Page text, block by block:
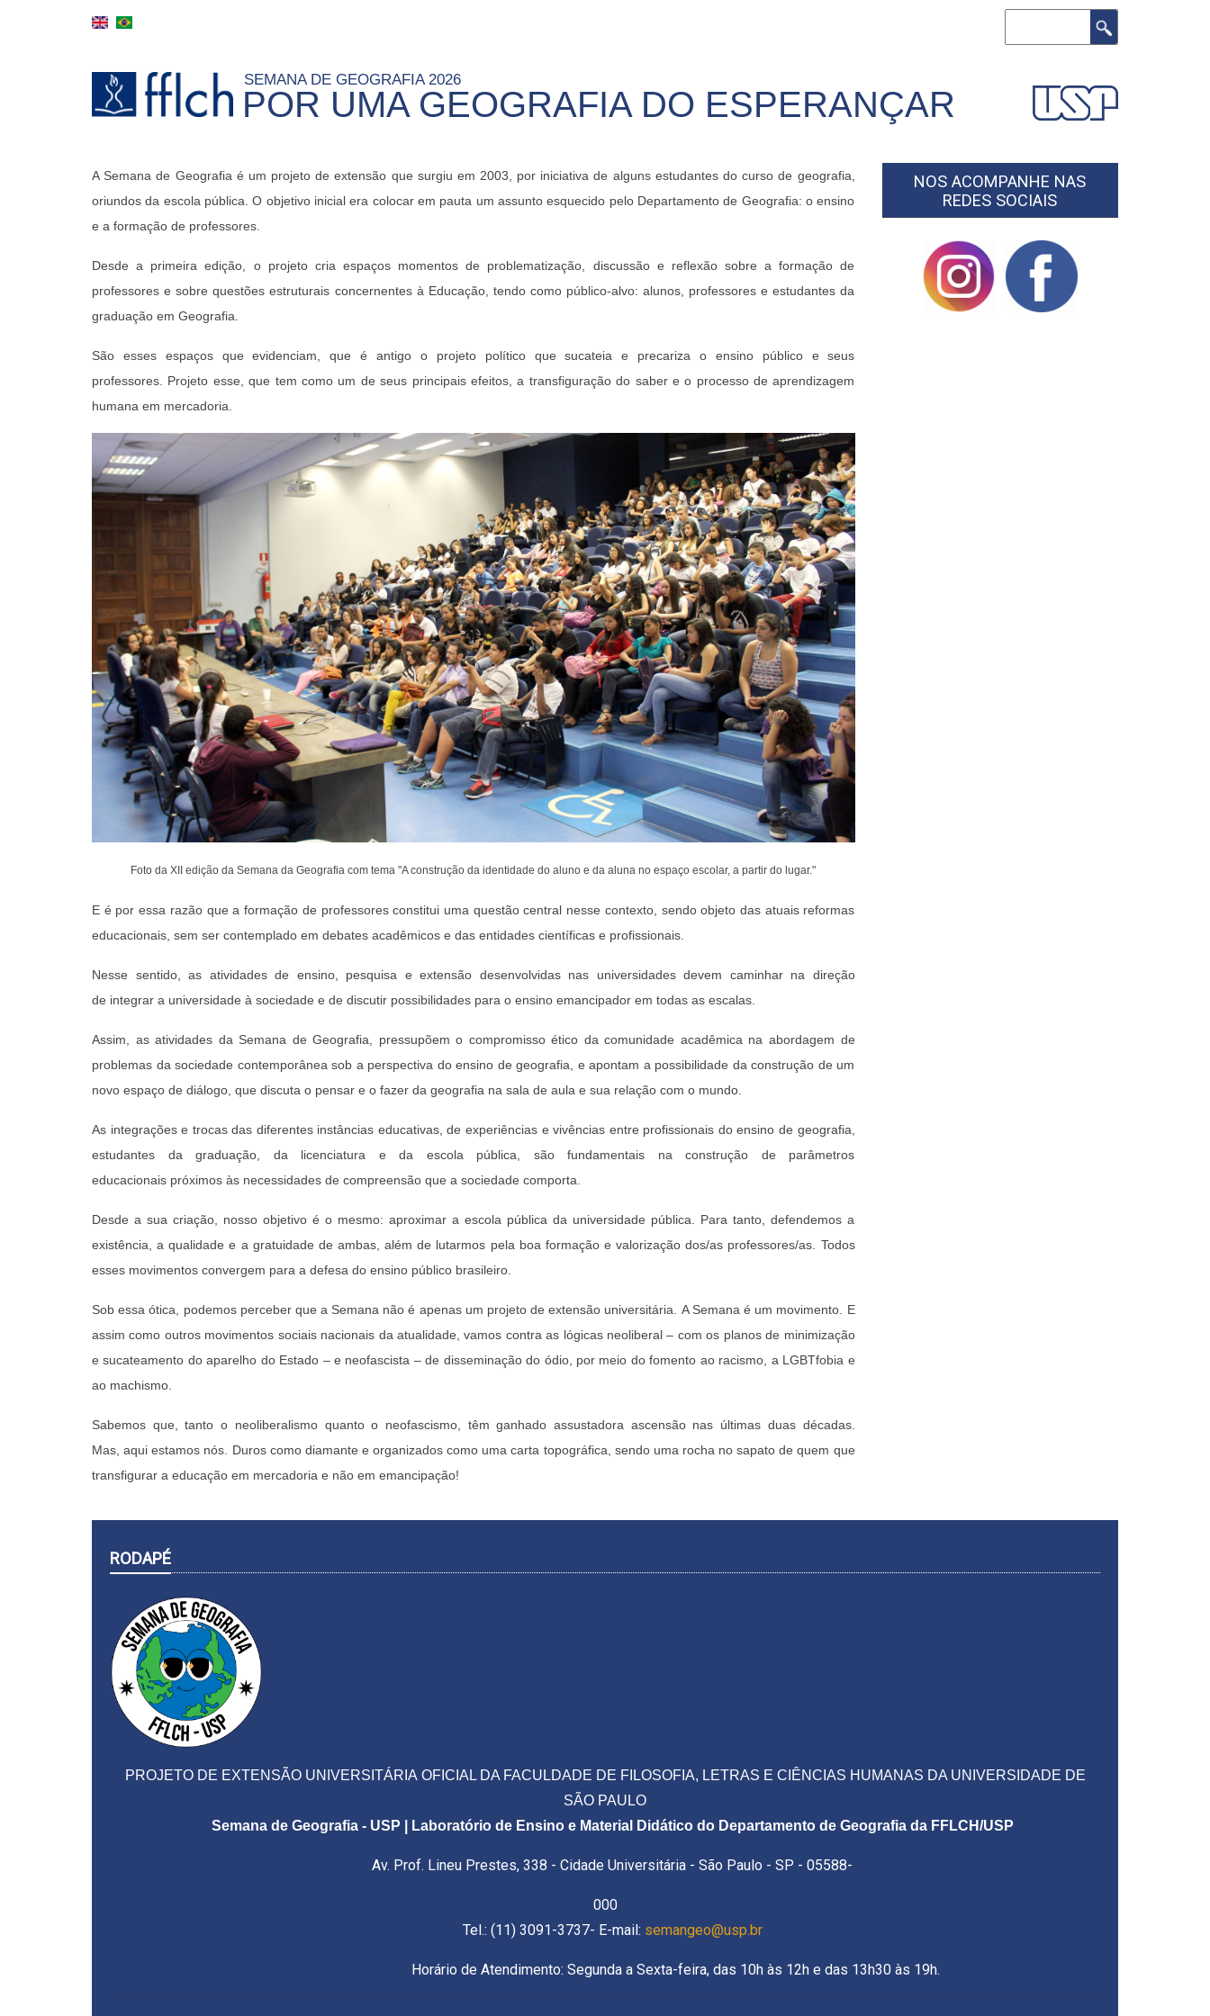
SEMANA DE GEOGRAFIA 2026
POR UMA GEOGRAFIA DO ESPERANÇAR
NAVIGATION
A Semana de Geografia é um projeto de extensão que surgiu em 2003, por iniciativa de alguns estudantes do curso de geografia,
oriundos da escola pública. O objetivo inicial era colocar em pauta um assunto esquecido pelo Departamento de Geografia: o ensino
e a formação de professores.
Desde a primeira edição, o projeto cria espaços momentos de problematização, discussão e reflexão sobre a formação de
professores e sobre questões estruturais concernentes à Educação, tendo como público-alvo: alunos, professores e estudantes da
graduação em Geografia.
São esses espaços que evidenciam, que é antigo o projeto político que sucateia e precariza o ensino público e seus
professores. Projeto esse, que tem como um de seus principais efeitos, a transfiguração do saber e o processo de aprendizagem
humana em mercadoria.
Foto da XII edição da Semana da Geografia com tema "A construção da identidade do aluno e da aluna no espaço escolar, a partir do lugar."
E é por essa razão que a formação de professores constitui uma questão central nesse contexto, sendo objeto das atuais reformas
educacionais, sem ser contemplado em debates acadêmicos e das entidades científicas e profissionais.
Nesse sentido, as atividades de ensino, pesquisa e extensão desenvolvidas nas universidades devem caminhar na direção
de integrar a universidade à sociedade e de discutir possibilidades para o ensino emancipador em todas as escalas.
Assim, as atividades da Semana de Geografia, pressupõem o compromisso ético da comunidade acadêmica na abordagem de
problemas da sociedade contemporânea sob a perspectiva do ensino de geografia, e apontam a possibilidade da construção de um
novo espaço de diálogo, que discuta o pensar e o fazer da geografia na sala de aula e sua relação com o mundo.
As integrações e trocas das diferentes instâncias educativas, de experiências e vivências entre profissionais do ensino de geografia,
estudantes da graduação, da licenciatura e da escola pública, são fundamentais na construção de parâmetros
educacionais próximos às necessidades de compreensão que a sociedade comporta.
Desde a sua criação, nosso objetivo é o mesmo: aproximar a escola pública da universidade pública. Para tanto, defendemos a
existência, a qualidade e a gratuidade de ambas, além de lutarmos pela boa formação e valorização dos/as professores/as. Todos
esses movimentos convergem para a defesa do ensino público brasileiro.
Sob essa ótica, podemos perceber que a Semana não é apenas um projeto de extensão universitária. A Semana é um movimento. E
assim como outros movimentos sociais nacionais da atualidade, vamos contra as lógicas neoliberal – com os planos de minimização
e sucateamento do aparelho do Estado – e neofascista – de disseminação do ódio, por meio do fomento ao racismo, a LGBTfobia e
ao machismo.
Sabemos que, tanto o neoliberalismo quanto o neofascismo, têm ganhado assustadora ascensão nas últimas duas décadas.
Mas, aqui estamos nós. Duros como diamante e organizados como uma carta topográfica, sendo uma rocha no sapato de quem que
transfigurar a educação em mercadoria e não em emancipação!
NOS ACOMPANHE NAS
REDES SOCIAIS
RODAPÉ
PROJETO DE EXTENSÃO UNIVERSITÁRIA OFICIAL DA FACULDADE DE FILOSOFIA, LETRAS E CIÊNCIAS HUMANAS DA UNIVERSIDADE DE
SÃO PAULO
Semana de Geografia - USP | Laboratório de Ensino e Material Didático do Departamento de Geografia da FFLCH/USP
Av. Prof. Lineu Prestes, 338 - Cidade Universitária - São Paulo - SP - 05588-
000
Tel.: (11) 3091-3737- E-mail: semangeo@usp.br
Horário de Atendimento: Segunda a Sexta-feira, das 10h às 12h e das 13h30 às 19h.